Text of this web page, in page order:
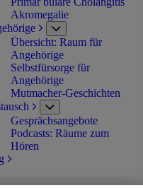
Akromegalie
Untermenü
öffnen
Übersicht: Raum für
Angehörige
Selbstfürsorge für
Angehörige
Mutmacher-Geschichten
Untermenü
öffnen
Gesprächsangebote
Podcasts: Räume zum
Hören